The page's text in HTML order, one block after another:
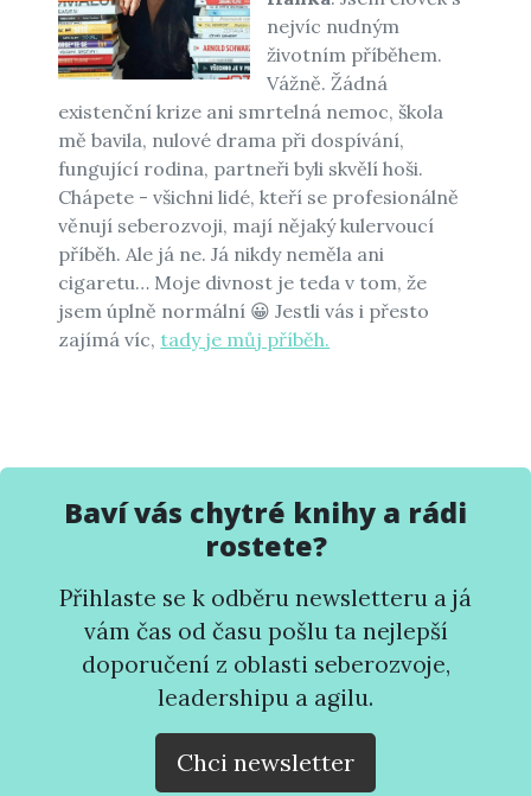
nejvíc nudným
životním příběhem.
Vážně. Žádná
existenční krize ani smrtelná nemoc, škola
mě bavila, nulové drama při dospívání,
fungující rodina, partneři byli skvělí hoši.
Chápete - všichni lidé, kteří se profesionálně
věnují seberozvoji, mají nějaký kulervoucí
příběh. Ale já ne. Já nikdy neměla ani
cigaretu… Moje divnost je teda v tom, že
jsem úplně normální 😀 Jestli vás i přesto
zajímá víc, tady je můj příběh.
Baví vás chytré knihy a rádi
rostete?
Přihlaste se k odběru newsletteru a já
vám čas od času pošlu ta nejlepší
doporučení z oblasti seberozvoje,
leadershipu a agilu.
Chci newsletter